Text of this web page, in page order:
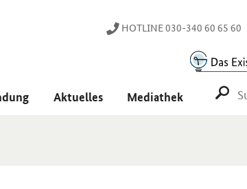
HOTLINE 030-340 60 65 60
Aktuelles Mediathek